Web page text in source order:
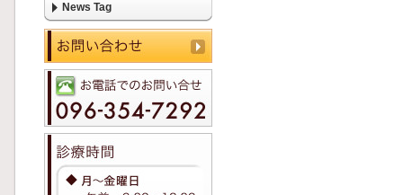
News Tag